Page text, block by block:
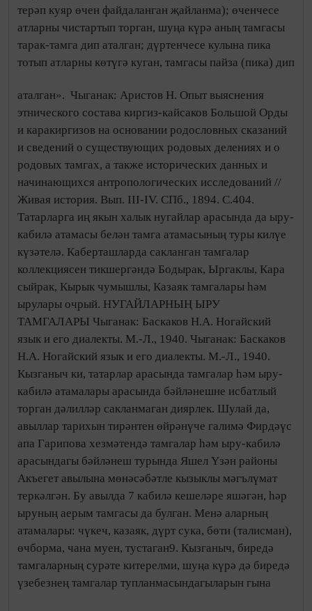
терәп куяр өчен файдаланган җайланма); өченчесе
атларны чистартып торган, шуңа күрә аның тамгасы
тарак-тамга дип аталган; дүртенчесе кулына пика
тотып атларны көтүгә куган, тамгасы пайза (пика) дип
аталган». Чыганак: Аристов Н. Опыт выяснения
этнического состава киргиз-кайсаков Большой Орды
и каракиргизов на основании родословных сказаний
и сведений о существующих родовых делениях и о
родовых тамгах, а также исторических данных и
начинающихся антропологических исследований //
Живая история. Вып. III-IV. СПб., 1894. С.404.
Татарларга иң якын халык нугайлар арасында да ыру-
кабилә атамасы белән тамга атамасының туры килүе
күзәтелә. Каберташларда сакланган тамгалар
коллекциясен тикшергәндә Бодырак, Ыргаклы, Кара
сыйрак, Кырык чумышлы, Казаяк тамгалары һәм
ырулары очрый. НУГАЙЛАРНЫҢ ЫРУ
ТАМГАЛАРЫ Чыганак: Баскаков Н.А. Ногайский
язык и его диалекты. М.-Л., 1940. Чыганак: Баскаков
Н.А. Ногайский язык и его диалекты. М.-Л., 1940.
Кызганыч ки, татарлар арасында тамгалар һәм ыру-
кабилә атамалары арасында бәйләнешне исбатлый
торган дәлилләр сакланмаган диярлек. Шулай да,
авыллар тарихын тирәнтен өйрәнүче галимә Фирдәүс
апа Гарипова хезмәтендә тамгалар һәм ыру-кабилә
арасындагы бәйләнеш турында Яшел Үзән районы
Акъегет авылына мөнәсәбәтле кызыклы мәгълүмат
теркәлгән. Бу авылда 7 кабилә кешеләре яшәгән, һәр
ыруның аерым тамгасы да булган. Менә аларның
атамалары: чүкеч, казаяк, дүрт сука, бөти (талисман),
өчборма, чана муен, тустаган9. Кызганыч, биредә
тамгаларның сурәте китерелми, шуңа күрә дә биредә
үзебезнең тамгалар тупланмасындагыларын гына